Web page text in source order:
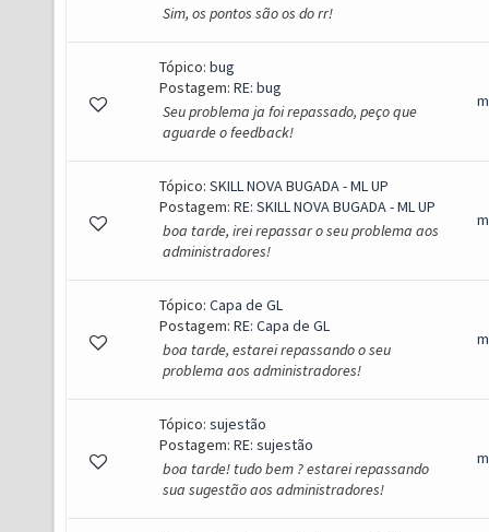
Sim, os pontos são os do rr!
Tópico: bug
Postagem: RE: bug
Seu problema ja foi repassado, peço que
aguarde o feedback!
Tópico: SKILL NOVA BUGADA - ML UP
Postagem: RE: SKILL NOVA BUGADA - ML UP
boa tarde, irei repassar o seu problema aos
administradores!
Tópico: Capa de GL
Postagem: RE: Capa de GL
boa tarde, estarei repassando o seu
problema aos administradores!
Tópico: sujestão
Postagem: RE: sujestão
boa tarde! tudo bem ? estarei repassando
sua sugestão aos administradores!